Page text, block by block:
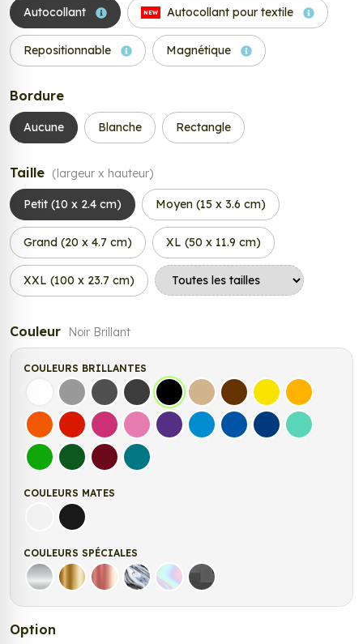
Autocollant NEW Autocollant pour textile
Repositionnable Magnétique
Bordure
Aucune Blanche Rectangle
Taille (largeur x hauteur)
Petit (10 x 2.4 cm) Moyen (15 x 3.6 cm)
Grand (20 x 4.7 cm) XL (50 x 11.9 cm)
XXL (100 x 23.7 cm)
Couleur Noir Brillant
COULEURS BRILLANTES
Blanc Gris Gris FoncéGris Anthracite
Noir Beige Marron Jaune ClairJaune
OrangeRouge FuchsiaRose Violet Bleu clairBleu MoyenBleu FoncéBleu Vert
Vert clairVert FoncéBordeauxTurquoise
COULEURS MATES
Blanc matNoir mat
COULEURS SPÉCIALES
Argent Or Rose Gold
ChromeHolographique
Carbone Noir
Option